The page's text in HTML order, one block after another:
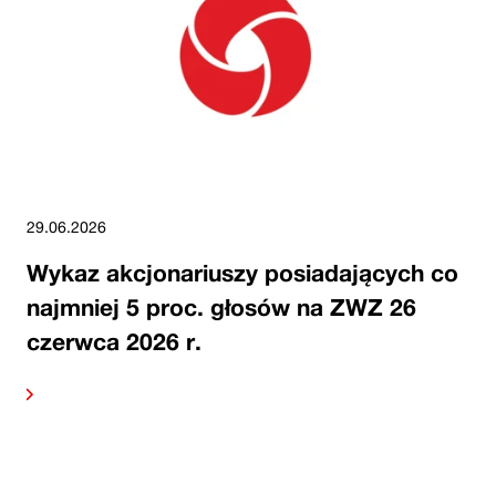
29.06.2026
Wykaz akcjonariuszy posiadających co
najmniej 5 proc. głosów na ZWZ 26
czerwca 2026 r.